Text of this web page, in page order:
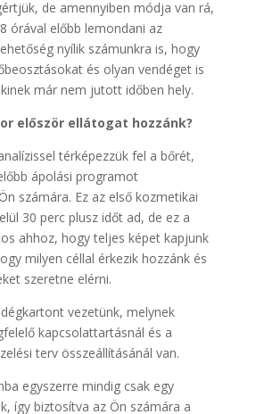
de amennyiben módja van rá,
órával előbb lemondani az
nyílik számunkra is, hogy
és olyan vendéget is
már nem jutott időben hely.
először ellátogat hozzánk?
térképezzük fel a bőrét,
ápolási programot
számára. Ez az első kozmetikai
30 perc plusz időt ad, de ez a
ahhoz, hogy teljes képet kapjunk
milyen céllal érkezik hozzánk és
szeretne elérni.
vezetünk, melynek
kapcsolattartásnál és a
terv összeállításánál van.
egyszerre mindig csak egy
így biztosítva az Ön számára a